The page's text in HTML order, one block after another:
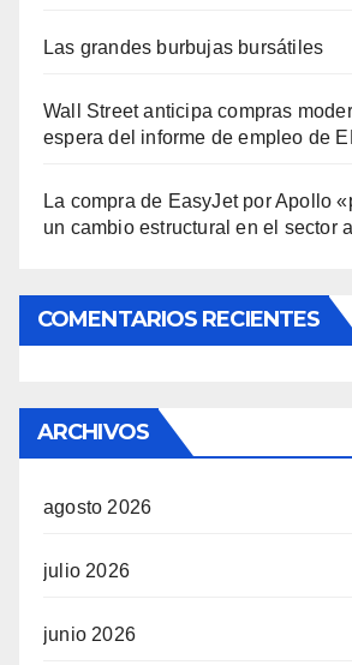
Las grandes burbujas bursátiles
Wall Street anticipa compras
espera del informe de empleo de
La compra de EasyJet por Apollo
un cambio estructural en el sector
COMENTARIOS RECIENTES
ARCHIVOS
agosto 2026
julio 2026
junio 2026